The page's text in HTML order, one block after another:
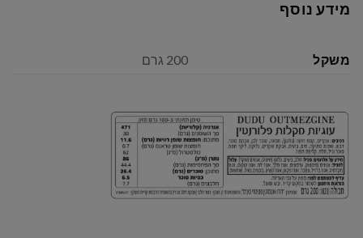
מידע נוסף
משקל 200 גרם